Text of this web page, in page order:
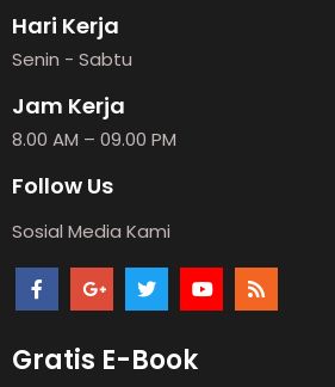
Hari Kerja
Senin - Sabtu
Jam Kerja
8.00 AM – 09.00 PM
Follow Us
Sosial Media Kami
Gratis E-Book